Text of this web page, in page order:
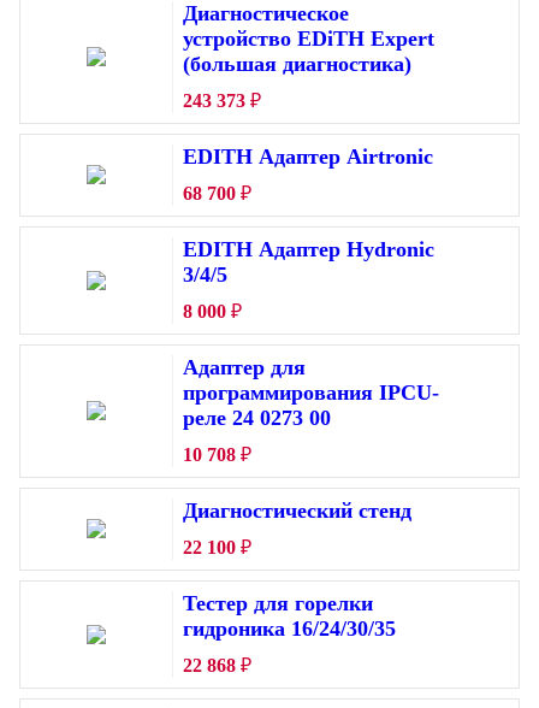
Диагностическое
устройство EDiTH Expert
(большая диагностика)
243 373 ₽
EDITH Адаптер Airtronic
68 700 ₽
EDITH Адаптер Hydronic
3/4/5
8 000 ₽
Адаптер для
программирования IPCU-
реле 24 0273 00
10 708 ₽
Диагностический стенд
22 100 ₽
Тестер для горелки
гидроника 16/24/30/35
22 868 ₽